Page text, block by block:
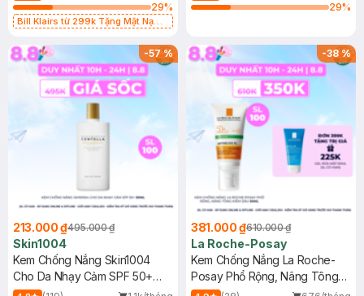
29%
Bill Klairs từ 299k Tặng Mặt Nạ
25ml (SL Có Hạn)
29%
-57%
213.000 ₫495.000 ₫
Skin1004
Kem Chống Nắng Skin1004
Cho Da Nhạy Cảm SPF 50+
50ml
-38%
381.000 ₫610.000 ₫
La Roche-Posay
Kem Chống Nắng La Roche-
Posay Phổ Rộng, Nâng Tông
Kiềm Dầu 50ml